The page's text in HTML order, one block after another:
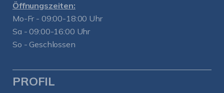
Öffnungszeiten:
Mo-Fr - 09:00-18:00 Uhr
Sa - 09:00-16:00 Uhr
So - Geschlossen
PROFIL